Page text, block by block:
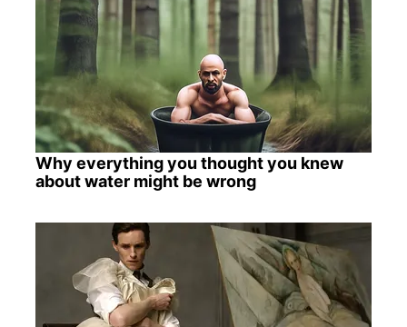
Why everything you thought you knew
about water might be wrong